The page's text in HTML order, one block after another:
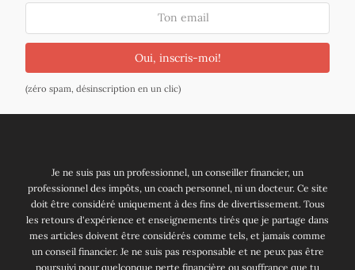
Oui, inscris-moi!
(zéro spam, désinscription en un clic)
Je ne suis pas un professionnel, un conseiller financier, un
professionnel des impôts, un coach personnel, ni un docteur. Ce site
doit être considéré uniquement à des fins de divertissement. Tous
les retours d'expérience et enseignements tirés que je partage dans
mes articles doivent être considérés comme tels, et jamais comme
un conseil financier. Je ne suis pas responsable et ne peux pas être
poursuivi pour quelconque perte financière ou souffrance que tu